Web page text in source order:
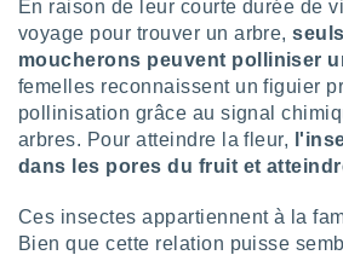
à
en
«
» ou
de
web.
En raison de leur courte durée de
voyage pour trouver un arbre,
moucherons peuvent polliniser
femelles reconnaissent un figuier
pollinisation grâce au signal
arbres. Pour atteindre la fleur,
dans les pores du fruit et
Ces insectes appartiennent à la
Bien que cette relation puisse